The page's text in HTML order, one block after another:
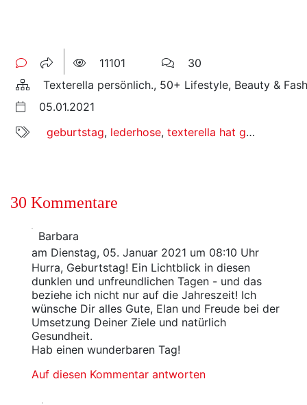
11101
30
Texterella persönlich., 50+ Lifestyle, Beauty &
05.01.2021
geburtstag, lederhose, texterella hat geburtstag
30 Kommentare
Barbara
am Dienstag, 05. Januar 2021 um 08:10 Uhr
Hurra, Geburtstag! Ein Lichtblick in diesen
dunklen und unfreundlichen Tagen - und das
beziehe ich nicht nur auf die Jahreszeit! Ich
wünsche Dir alles Gute, Elan und Freude bei der
Umsetzung Deiner Ziele und natürlich
Gesundheit.
Hab einen wunderbaren Tag!
Auf diesen Kommentar antworten